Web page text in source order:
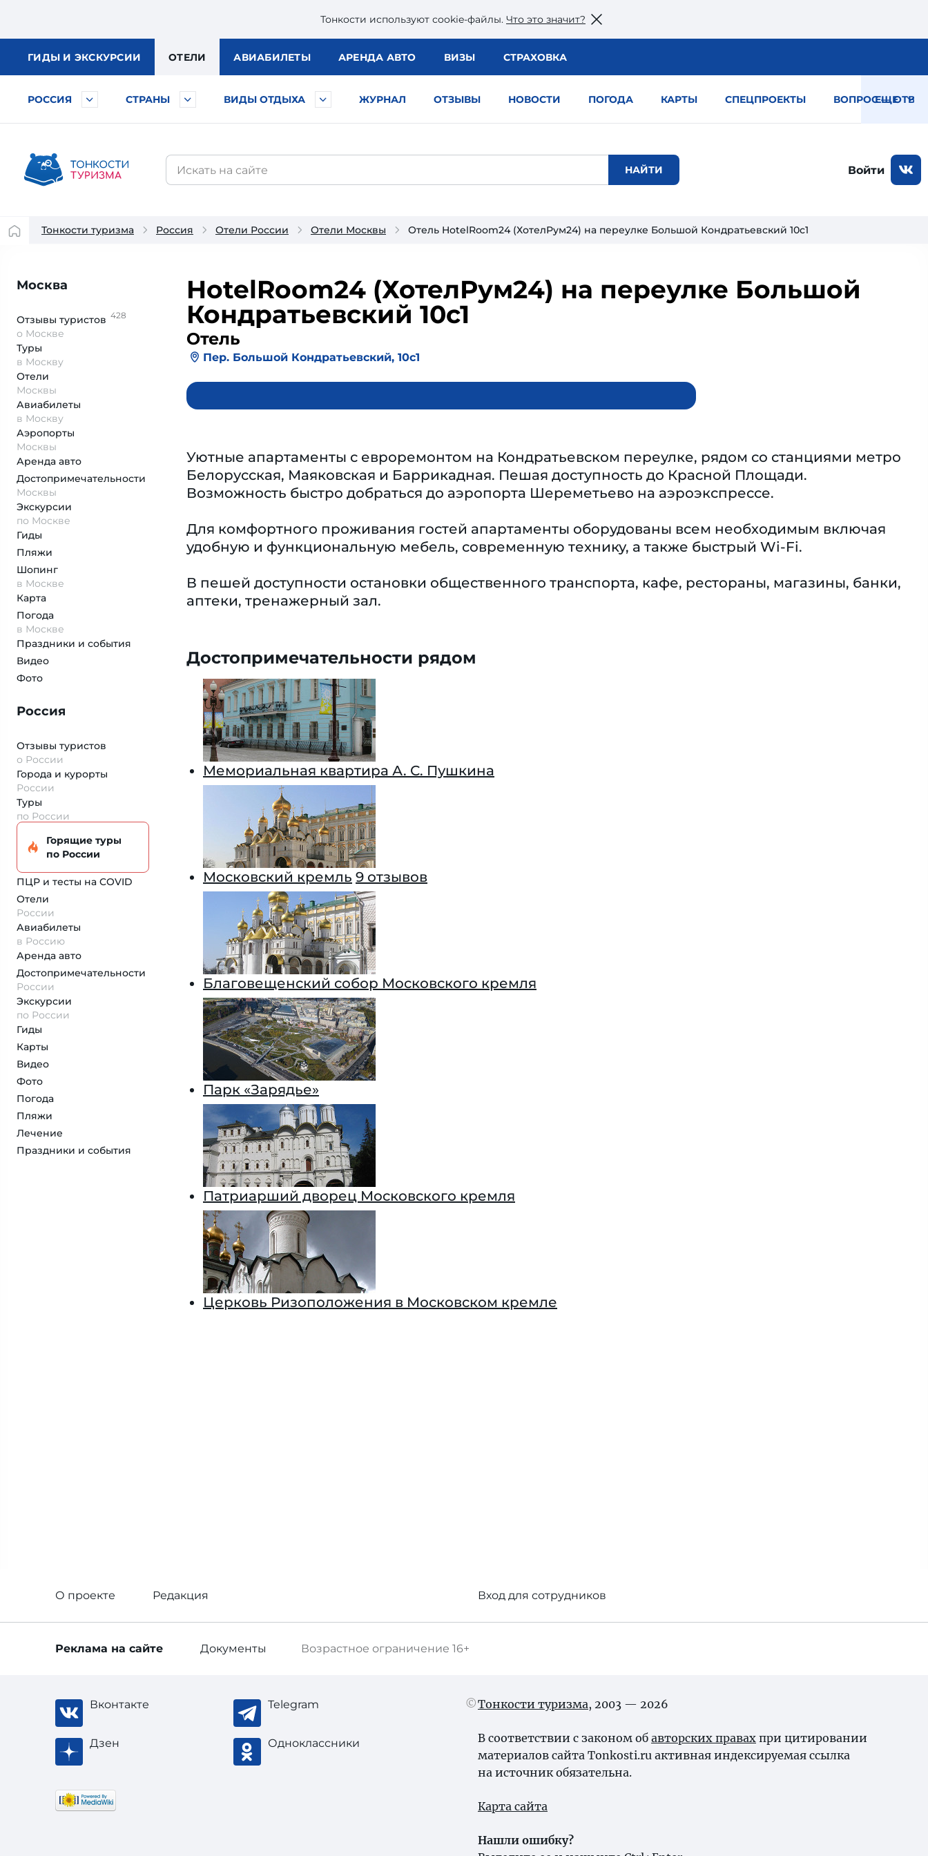
Тонкости используют сookie-файлы. Что это значит?
ГИДЫ И ЭКСКУРСИИ ОТЕЛИ АВИАБИЛЕТЫ АРЕНДА АВТО ВИЗЫ СТРАХОВКА
РОССИЯ СТРАНЫ ВИДЫ ОТДЫХА ЖУРНАЛ ОТЗЫВЫ НОВОСТИ ПОГОДА КАРТЫ СПЕЦПРОЕКТЫ ВОПРОС — ОТВЕТ
ЕЩЕ
Войти
Тонкости туризма Россия Отели России Отели Москвы Отель HotelRoom24 (ХотелРум24) на переулке Большой Кондратьевский 10с1
Москва
Отзывы туристов 428
о Москве
Туры
в Москву
Отели
Москвы
Авиабилеты
в Москву
Аэропорты
Москвы
Аренда авто
Достопримеча­тельности
Москвы
Экскурсии
по Москве
Гиды
Пляжи
Шопинг
в Москве
Карта
Погода
в Москве
Праздники и события
Видео
Фото
Россия
Отзывы туристов
о России
Города и курорты
России
Туры
по России
Горящие туры
по России
ПЦР и тесты на COVID
Отели
России
Авиабилеты
в Россию
Аренда авто
Достопримеча­тельности
России
Экскурсии
по России
Гиды
Карты
Видео
Фото
Погода
Пляжи
Лечение
Праздники и события
HotelRoom24 (ХотелРум24) на переулке Большой
Кондратьевский 10с1
Отель
Пер. Большой Кондратьевский, 10с1
Уютные апартаменты с евроремонтом на Кондратьевском переулке, рядом со станциями метро
Белорусская, Маяковская и Баррикадная. Пешая доступность до Красной Площади.
Возможность быстро добраться до аэропорта Шереметьево на аэроэкспрессе.
Для комфортного проживания гостей апартаменты оборудованы всем необходимым включая
удобную и функциональную мебель, современную технику, а также быстрый Wi-Fi.
В пешей доступности остановки общественного транспорта, кафе, рестораны, магазины, банки,
аптеки, тренажерный зал.
Достопримечательности рядом
Мемориальная квартира А. С. Пушкина
Московский кремль 9 отзывов
Благовещенский собор Московского кремля
Парк «Зарядье»
Патриарший дворец Московского кремля
Церковь Ризоположения в Московском кремле
О проекте Редакция Вход для сотрудников
Возрастное ограничение 16+
Реклама на сайте Документы
Вконтакте Telegram
Дзен Одноклассники
Тонкости туризма, 2003 — 2026
В соответствии с законом об авторских правах при цитировании
материалов сайта Tonkosti.ru активная индексируемая ссылка
на источник обязательна.
Карта сайта
Нашли ошибку?